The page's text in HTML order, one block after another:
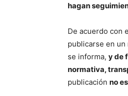
hagan
De acuerdo con
publicarse en un
se informa, y de
normativa,
publicación no